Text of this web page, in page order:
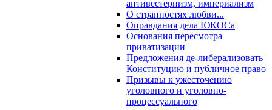
антивестернизм, империализм
О странностях любви...
Оправдания дела ЮКОСа
Основания пересмотра
приватизации
Предложения де-либерализовать
Конституцию и публичное право
Призывы к ужесточению
уголовного и уголовно-
процессуального